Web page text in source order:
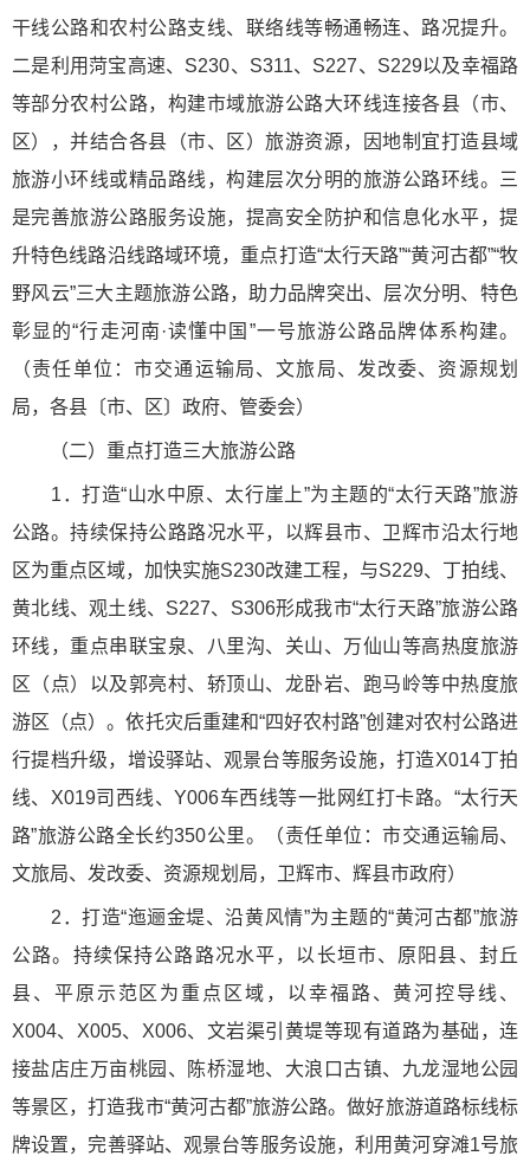
干线公路和农村公路支线、联络线等畅通畅连、路况提升。
二是利用菏宝高速、S230、S311、S227、S229以及幸福路
等部分农村公路，构建市域旅游公路大环线连接各县（市、
区），并结合各县（市、区）旅游资源，因地制宜打造县域
旅游小环线或精品路线，构建层次分明的旅游公路环线。三
是完善旅游公路服务设施，提高安全防护和信息化水平，提
升特色线路沿线路域环境，重点打造“太行天路”“黄河古都”“牧
野风云”三大主题旅游公路，助力品牌突出、层次分明、特色
彰显的“行走河南·读懂中国”一号旅游公路品牌体系构建。
（责任单位：市交通运输局、文旅局、发改委、资源规划
局，各县〔市、区〕政府、管委会）
（二）重点打造三大旅游公路
1．打造“山水中原、太行崖上”为主题的“太行天路”旅游
公路。持续保持公路路况水平，以辉县市、卫辉市沿太行地
区为重点区域，加快实施S230改建工程，与S229、丁拍线、
黄北线、观土线、S227、S306形成我市“太行天路”旅游公路
环线，重点串联宝泉、八里沟、关山、万仙山等高热度旅游
区（点）以及郭亮村、轿顶山、龙卧岩、跑马岭等中热度旅
游区（点）。依托灾后重建和“四好农村路”创建对农村公路进
行提档升级，增设驿站、观景台等服务设施，打造X014丁拍
线、X019司西线、Y006车西线等一批网红打卡路。“太行天
路”旅游公路全长约350公里。（责任单位：市交通运输局、
文旅局、发改委、资源规划局，卫辉市、辉县市政府）
2．打造“迤逦金堤、沿黄风情”为主题的“黄河古都”旅游
公路。持续保持公路路况水平，以长垣市、原阳县、封丘
县、平原示范区为重点区域，以幸福路、黄河控导线、
X004、X005、X006、文岩渠引黄堤等现有道路为基础，连
接盐店庄万亩桃园、陈桥湿地、大浪口古镇、九龙湿地公园
等景区，打造我市“黄河古都”旅游公路。做好旅游道路标线标
牌设置，完善驿站、观景台等服务设施，利用黄河穿滩1号旅